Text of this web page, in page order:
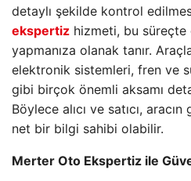
detaylı şekilde kontrol
ekspertiz hizmeti, bu süreçte
yapmanıza olanak tanır.
elektronik sistemleri, fren ve
gibi birçok önemli aksamı
Böylece alıcı ve satıcı,
net bir bilgi sahibi olabilir.
Merter Oto Ekspertiz ile